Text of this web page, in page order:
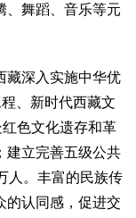
、舞蹈、音乐等元
深入实施中华优
、新时代西藏文
色文化遗存和革
建立完善五级公共
人。丰富的民族传
的认同感，促进交